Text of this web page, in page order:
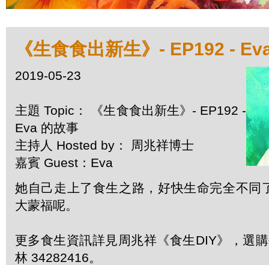
《生食食出新生》- EP192 -
2019-05-23
主題 Topic： 《生食食出新生》- EP192 -
Eva 的故事
主持人 Hosted by： 周兆祥博士
嘉賓 Guest：Eva
她自己走上了食生之路，好快生命完全不同
大蒙福呢。
更多食生資訊詳見周兆祥《食生DIY》，選
林 34282416。